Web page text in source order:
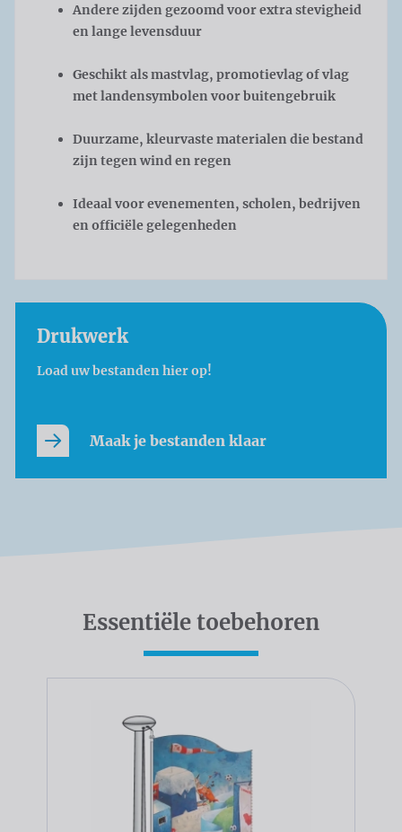
Andere zijden gezoomd voor extra stevigheid
en lange levensduur
Geschikt als mastvlag, promotievlag of vlag
met landensymbolen voor buitengebruik
Duurzame, kleurvaste materialen die bestand
zijn tegen wind en regen
Ideaal voor evenementen, scholen, bedrijven
en officiële gelegenheden
Drukwerk
Load uw bestanden hier op!
Maak je bestanden klaar
Essentiële toebehoren